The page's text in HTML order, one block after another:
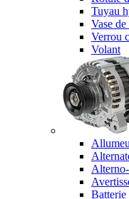
Tuyau
Vase
Verrou
Volant
Batterie